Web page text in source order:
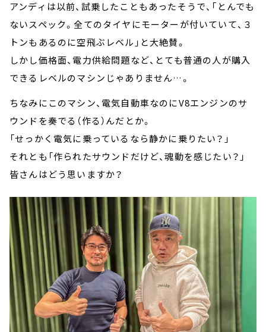
アンディは以前、試乗したこともあったそうで、「とんでも
ないスペック。全てのタイヤにモーターが付いていて、３
トンもあるのに空飛ぶレベル」と大絶賛。
しかし価格面、電力供給問題など、とても普通の人が購入
できるレベルのマシンじゃありません…。
ちなみにこのマシン、電気自動車なのにV8エンジンのサ
ウンドを奏でる（作る）んだとか。
「せっかく電気に乗っているなら静かに乗りたい？」
それとも「作られたサウンドだけど、魂動を感じたい？」
皆さんはどう思いますか？